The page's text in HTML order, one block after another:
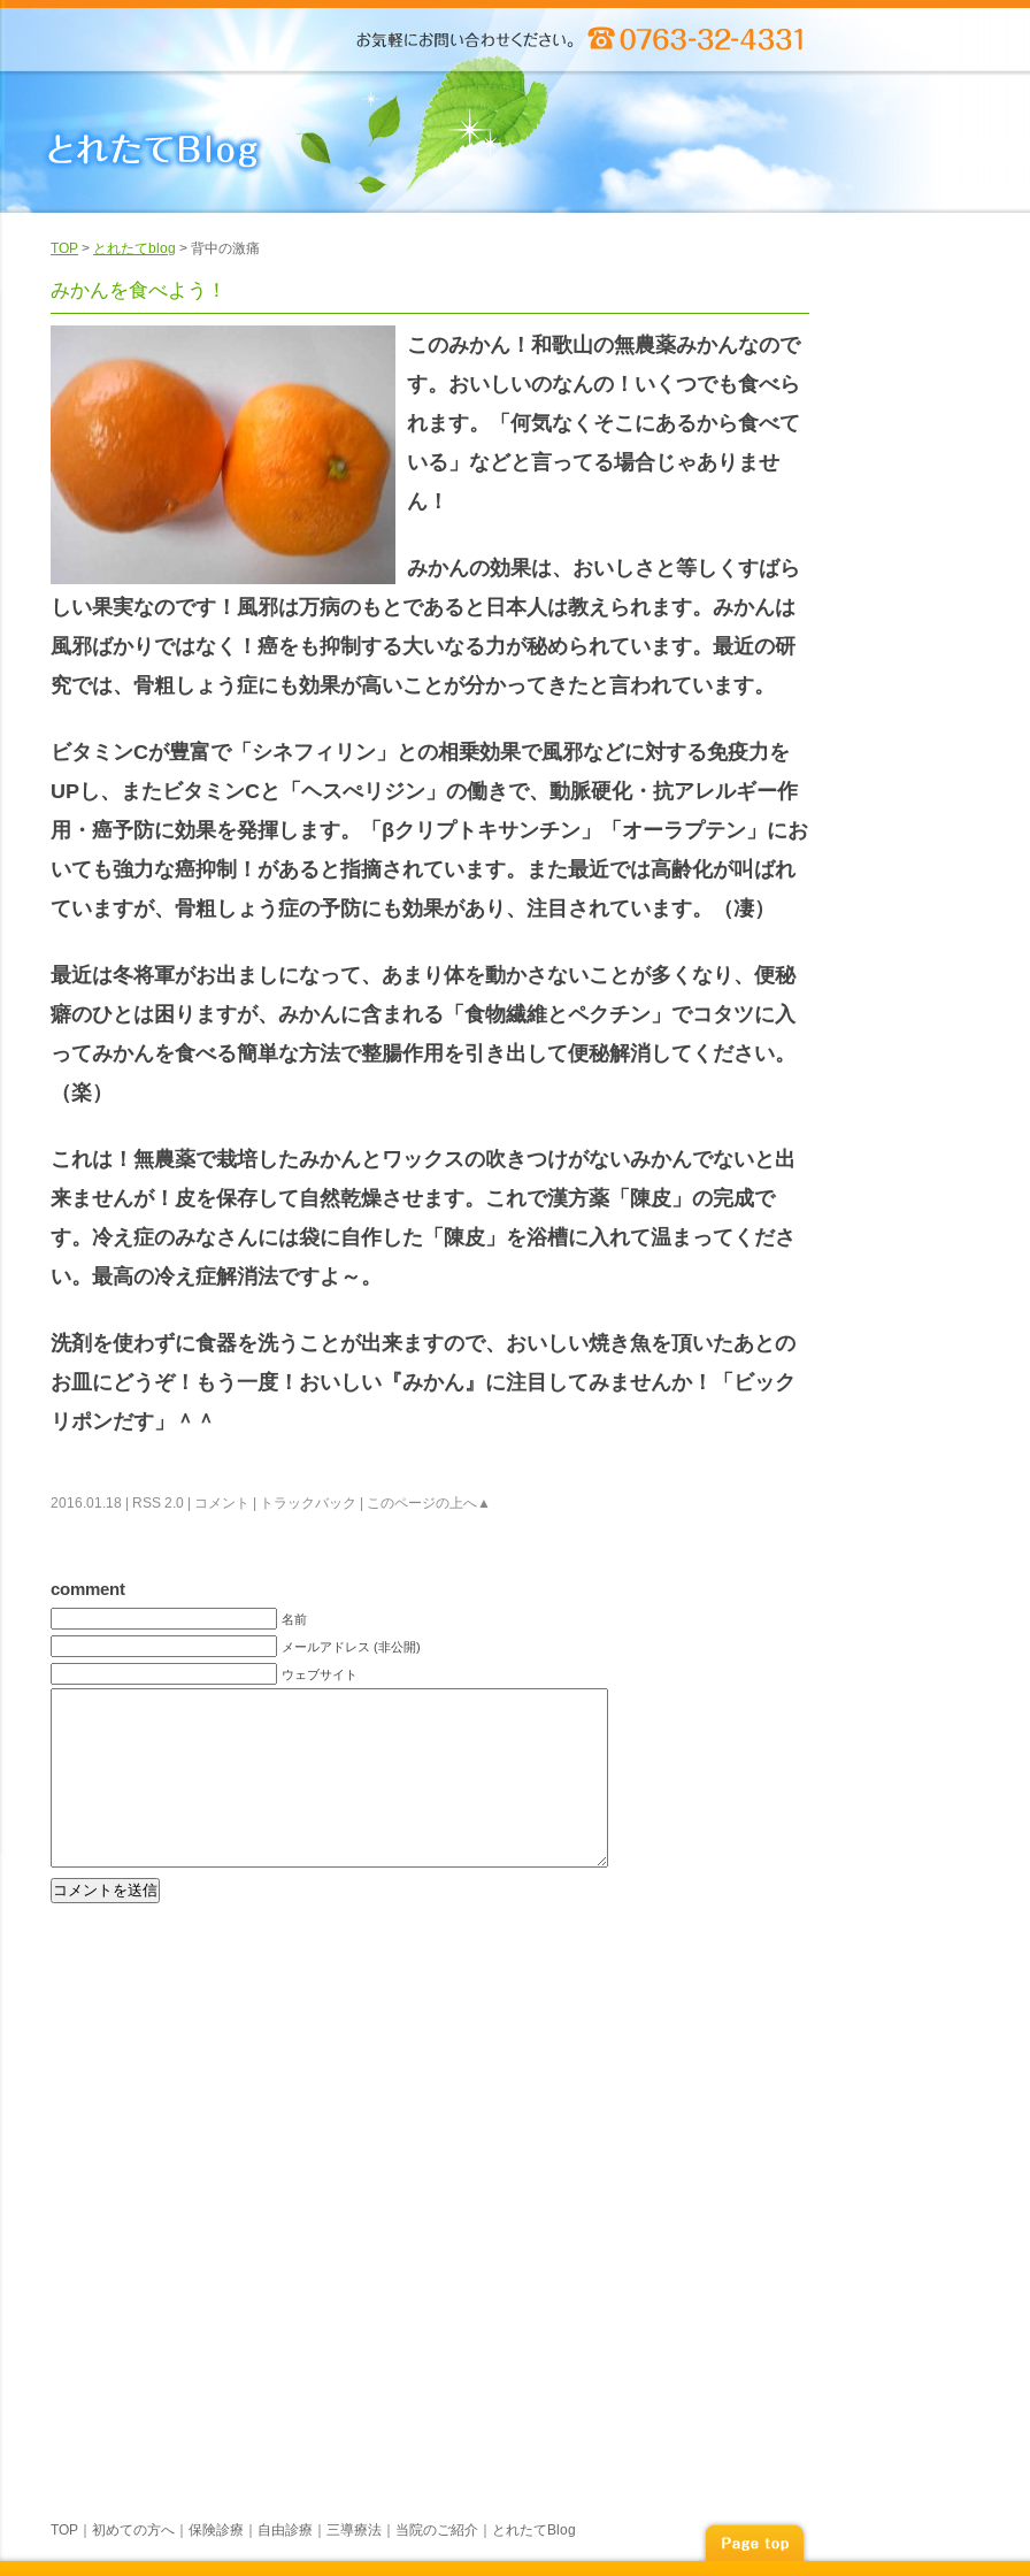
TOP > とれたてblog > 背中の激痛
みかんを食べよう！
このみかん！和歌山の無農薬みかんなので
す。おいしいのなんの！いくつでも食べら
れます。「何気なくそこにあるから食べて
いる」などと言ってる場合じゃありませ
ん！
みかんの効果は、おいしさと等しくすばら
しい果実なのです！風邪は万病のもとであると日本人は教えられます。みかんは
風邪ばかりではなく！癌をも抑制する大いなる力が秘められています。最近の研
究では、骨粗しょう症にも効果が高いことが分かってきたと言われています。
ビタミンCが豊富で「シネフィリン」との相乗効果で風邪などに対する免疫力を
UPし、またビタミンCと「ヘスぺリジン」の働きで、動脈硬化・抗アレルギー作
用・癌予防に効果を発揮します。「βクリプトキサンチン」「オーラプテン」にお
いても強力な癌抑制！があると指摘されています。また最近では高齢化が叫ばれ
ていますが、骨粗しょう症の予防にも効果があり、注目されています。（凄）
最近は冬将軍がお出ましになって、あまり体を動かさないことが多くなり、便秘
癖のひとは困りますが、みかんに含まれる「食物繊維とペクチン」でコタツに入
ってみかんを食べる簡単な方法で整腸作用を引き出して便秘解消してください。
（楽）
これは！無農薬で栽培したみかんとワックスの吹きつけがないみかんでないと出
来ませんが！皮を保存して自然乾燥させます。これで漢方薬「陳皮」の完成で
す。冷え症のみなさんには袋に自作した「陳皮」を浴槽に入れて温まってくださ
い。最高の冷え症解消法ですよ～。
洗剤を使わずに食器を洗うことが出来ますので、おいしい焼き魚を頂いたあとの
お皿にどうぞ！もう一度！おいしい『みかん』に注目してみませんか！「ビック
リポンだす」＾＾
2016.01.18 | RSS 2.0 コメント トラックバック このページの上へ▲
comment
名前
メールアドレス (非公開)
ウェブサイト
TOP 初めての方へ 保険診療 自由診療 三導療法 当院のご紹介 とれたてBlog